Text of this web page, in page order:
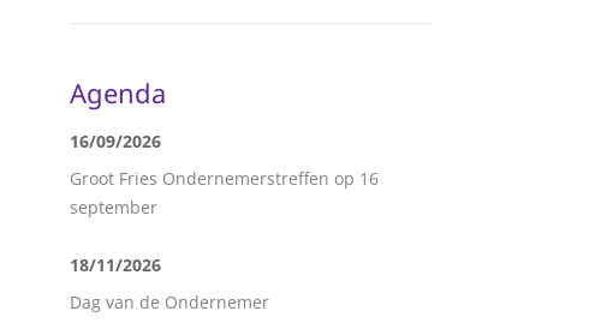
Agenda
16/09/2026
Groot Fries Ondernemerstreffen op 16
september
18/11/2026
Dag van de Ondernemer